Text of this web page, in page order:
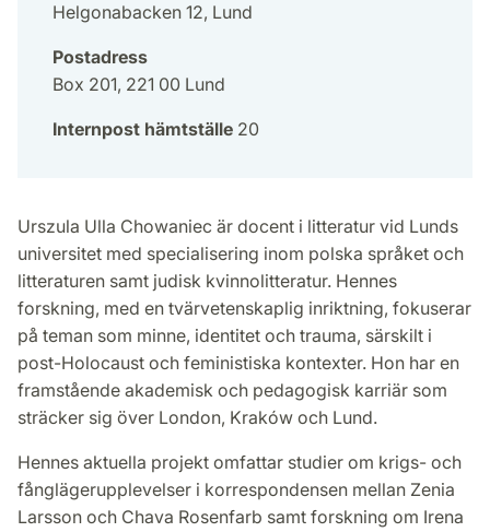
Helgonabacken 12, Lund
Postadress
Box 201, 221 00 Lund
Internpost hämtställe 20
Urszula Ulla Chowaniec är docent i litteratur vid Lunds
universitet med specialisering inom polska språket och
litteraturen samt judisk kvinnolitteratur. Hennes
forskning, med en tvärvetenskaplig inriktning, fokuserar
på teman som minne, identitet och trauma, särskilt i
post-Holocaust och feministiska kontexter. Hon har en
framstående akademisk och pedagogisk karriär som
sträcker sig över London, Kraków och Lund.
Hennes aktuella projekt omfattar studier om krigs- och
fånglägerupplevelser i korrespondensen mellan Zenia
Larsson och Chava Rosenfarb samt forskning om Irena